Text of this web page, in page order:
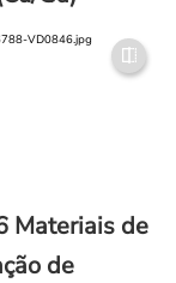
Materiais de
de